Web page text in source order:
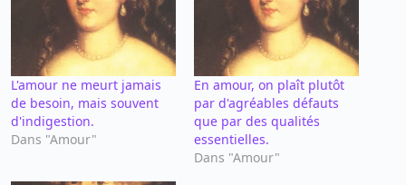
L'amour ne meurt jamais
de besoin, mais souvent
d'indigestion.
Dans "Amour"
En amour, on plaît plutôt
par d'agréables défauts
que par des qualités
essentielles.
Dans "Amour"